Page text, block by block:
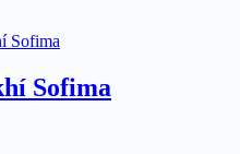
Sofima